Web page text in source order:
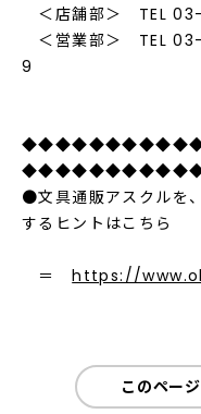
＜店舗部＞ TEL
＜営業部＞ TEL
9
●文具通販アスクルを
するヒントはこちら
＝https://
このペー